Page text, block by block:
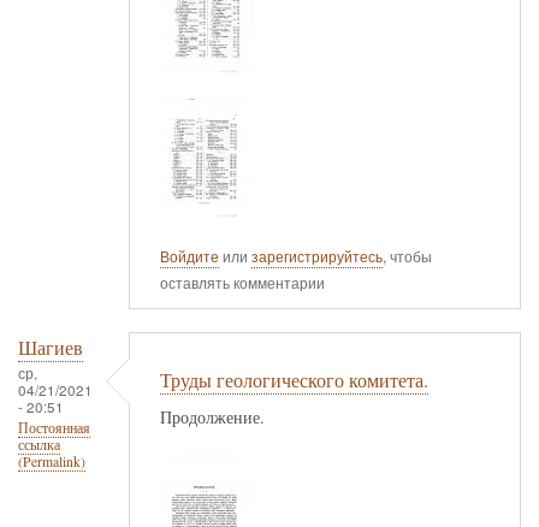
Войдите или зарегистрируйтесь, чтобы
оставлять комментарии
Шагиев
ср,
04/21/2021
- 20:51
Постоянная
ссылка
(Permalink)
Труды геологического комитета.
Продолжение.